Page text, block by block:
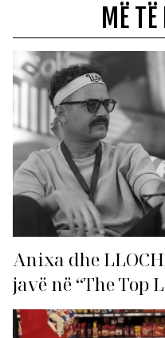
MË
Anixa dhe
javë në “The Top